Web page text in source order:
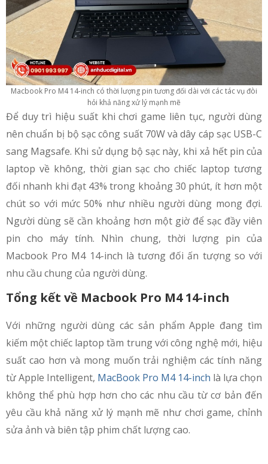
Macbook Pro M4 14-inch có thời lượng pin tương đối dài với các tác vụ đòi
hỏi khả năng xử lý mạnh mẽ
Để duy trì hiệu suất khi chơi game liên tục, người dùng
nên chuẩn bị bộ sạc công suất 70W và dây cáp sạc USB-C
sang Magsafe. Khi sử dụng bộ sạc này, khi xả hết pin của
laptop về không, thời gian sạc cho chiếc laptop tương
đối nhanh khi đạt 43% trong khoảng 30 phút, ít hơn một
chút so với mức 50% như nhiều người dùng mong đợi.
Người dùng sẽ cần khoảng hơn một giờ để sạc đầy viên
pin cho máy tính. Nhìn chung, thời lượng pin của
Macbook Pro M4 14-inch là tương đối ấn tượng so với
nhu cầu chung của người dùng.
Tổng kết về Macbook Pro M4 14-inch
Với những người dùng các sản phẩm Apple đang tìm
kiếm một chiếc laptop tầm trung với công nghệ mới, hiệu
suất cao hơn và mong muốn trải nghiệm các tính năng
từ Apple Intelligent, MacBook Pro M4 14-inch là lựa chọn
không thể phù hợp hơn cho các nhu cầu từ cơ bản đến
yêu cầu khả năng xử lý mạnh mẽ như chơi game, chỉnh
sửa ảnh và biên tập phim chất lượng cao.